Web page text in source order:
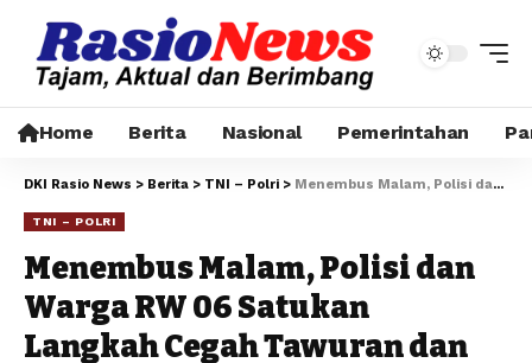
Home Berita Nasional Pemerintahan
DKI Rasio News > Berita > TNI – Polri > Menembus Malam, Polisi dan Warga RW 06 Satukan Langkah Cegah Tawuran dan Gangguan Kamtibmas
TNI – POLRI
Menembus Malam, Polisi dan
Warga RW 06 Satukan
Langkah Cegah Tawuran dan